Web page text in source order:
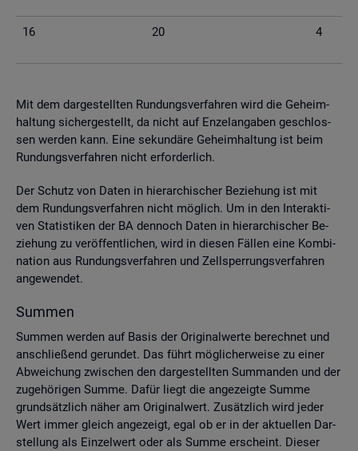
16 20 4
Mit dem dar­ge­stell­ten Run­dungs­ver­fah­ren wird die Ge­heim­
hal­tung si­cher­ge­stellt, da nicht auf En­zel­an­ga­ben ge­schlos­
sen wer­den kann. Eine se­kun­dä­re Ge­heim­hal­tung ist beim
Run­dungs­ver­fah­ren nicht er­for­der­lich.
Der Schutz von Daten in hier­ar­chi­scher Be­zie­hung ist mit
dem Run­dungs­ver­fah­ren nicht mög­lich. Um in den In­ter­ak­ti­
ven Sta­tis­ti­ken der BA den­noch Daten in hier­ar­chi­scher Be­
zie­hung zu ver­öf­fent­li­chen, wird in die­sen Fäl­len eine Kom­bi­
na­ti­on aus Run­dungs­ver­fah­ren und Zell­sper­rungs­ver­fah­ren
an­ge­wen­det.
Sum­men
Sum­men wer­den auf Basis der Ori­gi­nal­wer­te be­rech­net und
an­schlie­ßend ge­run­det. Das führt mög­li­cher­wei­se zu einer
Ab­wei­chung zwi­schen den dar­ge­stell­ten Sum­man­den und der
zu­ge­hö­ri­gen Summe. Dafür liegt die an­ge­zeig­te Summe
grund­sätz­lich näher am Ori­gi­nal­wert. Zu­sätz­lich wird jeder
Wert immer gleich an­ge­zeigt, egal ob er in der ak­tu­el­len Dar­
stel­lung als Ein­zel­wert oder als Summe er­scheint. Die­ser